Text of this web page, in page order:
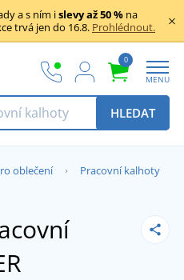
a s ním islevy až 50 % na
trvá jen do 16.8. Prohlédnout.
0
MENU
HLEDAT
oblečení Pracovní kalhoty